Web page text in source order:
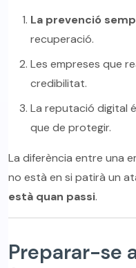
La prevenció
recuperació.
Les empreses que
credibilitat.
La reputació digital
que de protegir.
La diferència entre una
no està en si patirà un
està quan passi.
Preparar-se